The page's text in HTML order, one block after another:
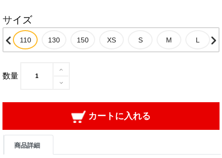
サイズ
数量
カートに入れる
商品詳細